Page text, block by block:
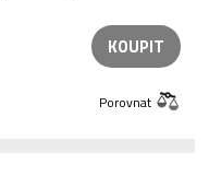
KOUPIT
Porovnat